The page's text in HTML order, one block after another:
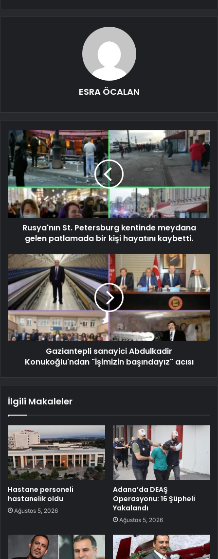
ESRA ÖCALAN
Rusya'nın St. Petersburg kentinde meydana
gelen patlamada bir kişi hayatını kaybetti.
Gaziantepli sanayici Abdulkadir
Konukoğlu'ndan "İşimizin başındayız" acısı
İlgili Makaleler
Hastane personeli
hastanelik oldu
Ağustos 5, 2026
Adana’da DEAŞ
Operasyonu: 16 Şüpheli
Yakalandı
Ağustos 5, 2026